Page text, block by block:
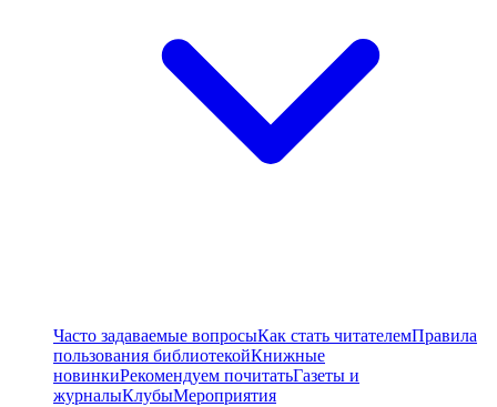
Часто задаваемые вопросыКак стать читателемПравила
пользования библиотекойКнижные
новинкиРекомендуем почитатьГазеты и
журналыКлубыМероприятия